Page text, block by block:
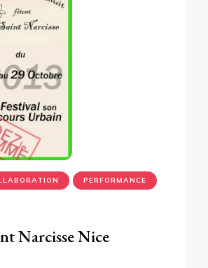
PERFORMANCE
Narcisse Nice